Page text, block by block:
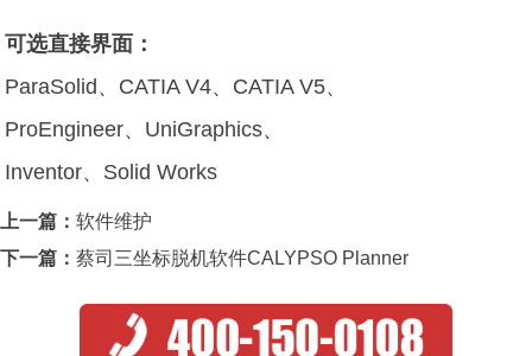
可选直接界面：
ParaSolid、CATIA V4、CATIA V5、
ProEngineer、UniGraphics、
Inventor、Solid Works
上一篇： 软件维护
下一篇： 蔡司三坐标脱机软件CALYPSO Planner